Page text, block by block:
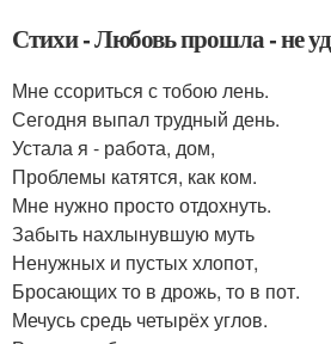
Стихи - Любовь прошла - не
Мне ссориться с тобою лень.
Сегодня выпал трудный день.
Устала я - работа, дом,
Проблемы катятся, как ком.
Мне нужно просто отдохнуть.
Забыть нахлынувшую муть
Ненужных и пустых хлопот,
Бросающих то в дрожь, то в пот.
Мечусь средь четырёх углов.